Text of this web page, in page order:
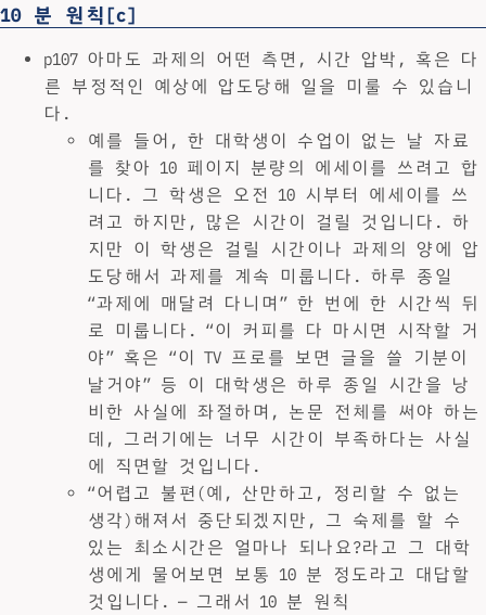
10 분 원칙[c]
p107 아마도 과제의 어떤 측면, 시간 압박, 혹은 다
른 부정적인 예상에 압도당해 일을 미룰 수 있습니
다.
예를 들어, 한 대학생이 수업이 없는 날 자료
를 찾아 10 페이지 분량의 에세이를 쓰려고 합
니다. 그 학생은 오전 10 시부터 에세이를 쓰
려고 하지만, 많은 시간이 걸릴 것입니다. 하
지만 이 학생은 걸릴 시간이나 과제의 양에 압
도당해서 과제를 계속 미룹니다. 하루 종일
“과제에 매달려 다니며” 한 번에 한 시간씩 뒤
로 미룹니다. “이 커피를 다 마시면 시작할 거
야” 혹은 “이 TV 프로를 보면 글을 쓸 기분이
날거야” 등 이 대학생은 하루 종일 시간을 낭
비한 사실에 좌절하며, 논문 전체를 써야 하는
데, 그러기에는 너무 시간이 부족하다는 사실
에 직면할 것입니다.
“어렵고 불편(예, 산만하고, 정리할 수 없는
생각)해져서 중단되겠지만, 그 숙제를 할 수
있는 최소시간은 얼마나 되나요?라고 그 대학
생에게 물어보면 보통 10 분 정도라고 대답할
것입니다. — 그래서 10 분 원칙